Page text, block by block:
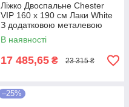
Ліжко Двоспальне Chester
VIP 160 х 190 см Лаки White
З додатковою металевою
цільнозварною рамою Білий
В наявності
17 485,65 ₴ 23 315 ₴
–25%